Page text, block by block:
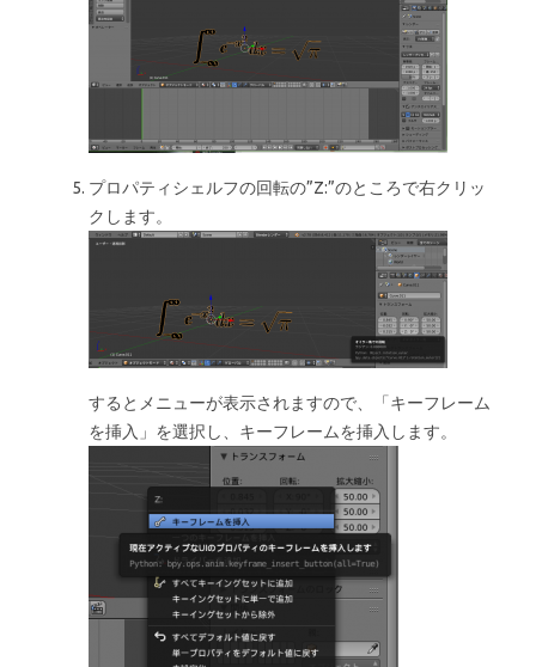
プロパティシェルフの回転の”Z:”のところで右クリッ
クします。
するとメニューが表示されますので、「キーフレーム
を挿入」を選択し、キーフレームを挿入します。